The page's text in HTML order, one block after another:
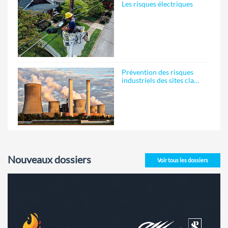
Les risques électriques
Prévention des risques
industriels des sites cla…
Voir tous les dossiers
Nouveaux dossiers